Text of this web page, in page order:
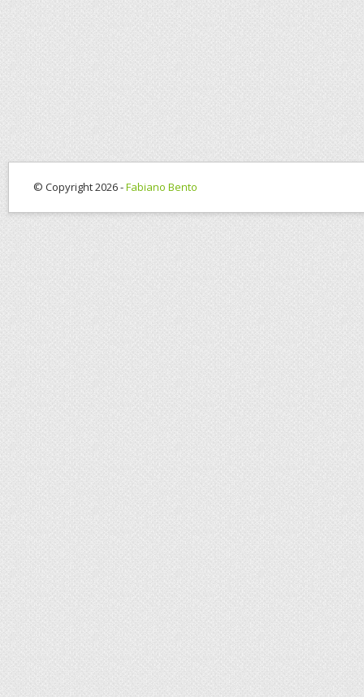
© Copyright 2026 -Fabiano Bento